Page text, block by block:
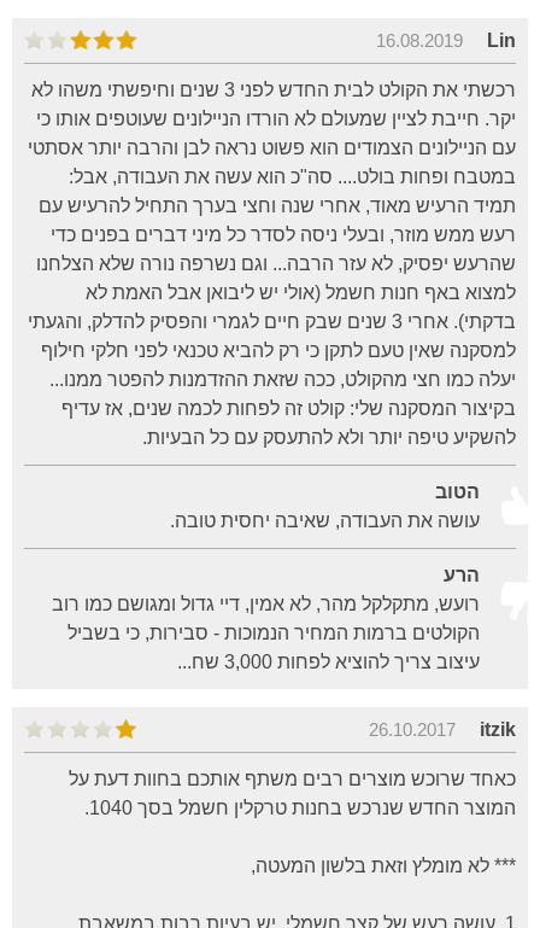
Lin
16.08.2019
רכשתי את הקולט לבית החדש לפני 3 שנים וחיפשתי משהו לא
יקר. חייבת לציין שמעולם לא הורדו הניילונים שעוטפים אותו כי
עם הניילונים הצמודים הוא פשוט נראה לבן והרבה יותר אסתטי
במטבח ופחות בולט.... סה"כ הוא עשה את העבודה, אבל:
תמיד הרעיש מאוד, אחרי שנה וחצי בערך התחיל להרעיש עם
רעש ממש מוזר, ובעלי ניסה לסדר כל מיני דברים בפנים כדי
שהרעש יפסיק, לא עזר הרבה... וגם נשרפה נורה שלא הצלחנו
למצוא באף חנות חשמל (אולי יש ליבואן אבל האמת לא
בדקתי). אחרי 3 שנים שבק חיים לגמרי והפסיק להדלק, והגעתי
למסקנה שאין טעם לתקן כי רק להביא טכנאי לפני חלקי חילוף
יעלה כמו חצי מהקולט, ככה שזאת ההזדמנות להפטר ממנו...
בקיצור המסקנה שלי: קולט זה לפחות לכמה שנים, אז עדיף
להשקיע טיפה יותר ולא להתעסק עם כל הבעיות.
הטוב
עושה את העבודה, שאיבה יחסית טובה.
הרע
רועש, מתקלקל מהר, לא אמין, דיי גדול ומגושם כמו רוב
הקולטים ברמות המחיר הנמוכות - סבירות, כי בשביל
עיצוב צריך להוציא לפחות 3,000 שח...
itzik
26.10.2017
כאחד שרוכש מוצרים רבים משתף אותכם בחוות דעת על
המוצר החדש שנרכש בחנות טרקלין חשמל בסך 1040.
*** לא מומלץ וזאת בלשון המעטה,
1. עושה רעש של קצר חשמלי, יש בעיות רבות במשאבת